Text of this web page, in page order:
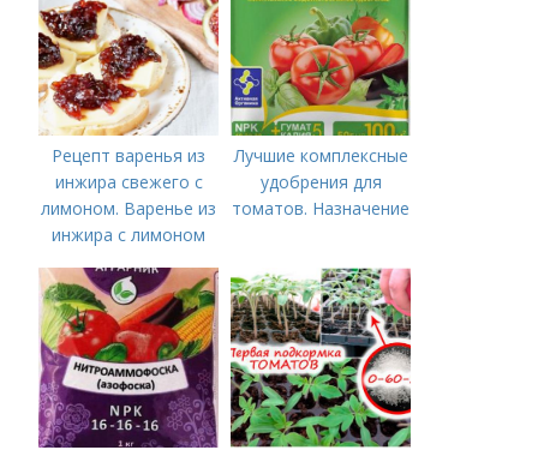
Рецепт варенья из
инжира свежего с
лимоном. Варенье из
инжира с лимоном
Лучшие комплексные
удобрения для
томатов. Назначение